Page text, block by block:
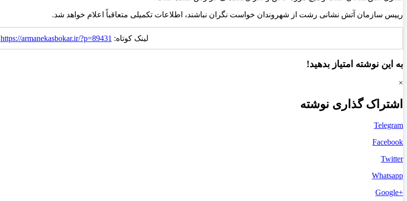
رییس سازمان آتش نشانی رشت از شهروندان خواست نگران نباشند، اطلاعات تکمیلی متعاقباً اعلام خواهد شد.
لینک کوتاه: https://armanekasbokar.ir/?p=89431
به این نوشته امتیاز بدهید!
×
اشتراک گذاری نوشته
Telegram
Facebook
Twitter
Whatsapp
+Google